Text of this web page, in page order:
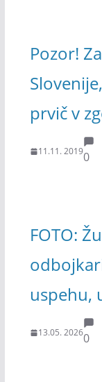
Pozor!
prvič v
11.11. 20190
FOTO:
uspehu,
13.05. 20260